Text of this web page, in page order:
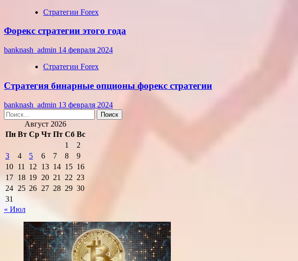
Стратегии Forex
Форекс стратегии этого года
banknash_admin 14 февраля 2024
Стратегии Forex
Стратегия бинарные опционы форекс стратегии
banknash_admin 13 февраля 2024
Найти:
Август 2026
Пн Вт Ср Чт Пт Сб Вс
1
2
3
4 5 6 7 8
9
10 11 12 13 14 15 16
17 18 19 20 21 22 23
24 25 26 27 28 29 30
31
« Июл